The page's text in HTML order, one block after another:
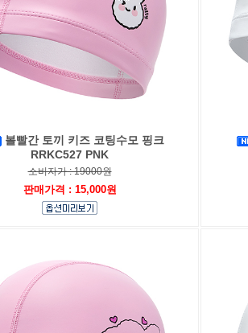
볼빨간 토끼 키즈 코팅수모 핑크
RRKC527 PNK
소비자가 : 19000원
판매가격 : 15,000원